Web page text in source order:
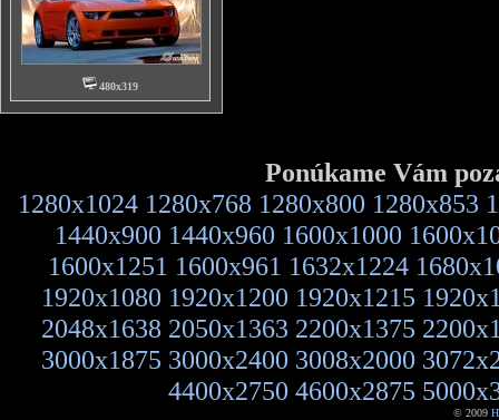
480x319
Ponúkame Vám
1280x1024 1280x768 1280x800 1280x853
1440x900 1440x960 1600x1000
1600x1251 1600x961 1632x1224
1920x1080 1920x1200 1920x1215
2048x1638 2050x1363 2200x1375
3000x1875 3000x2400 3008x2000
4400x2750 4600x2875
© 2009